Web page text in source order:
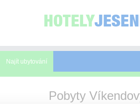
Najít ubytování
Pobyty